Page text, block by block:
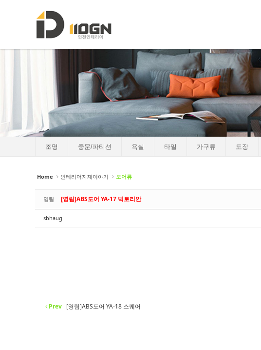
조명 중문/파티션 욕실 타일 가구류 도장
Home
인테리어자재이야기 도어류
영림 [영림]ABS도어 YA-17 빅토리안
sbhaug
Prev [영림]ABS도어 YA-18 스퀘어
회원가입
소개
인테리어자재이야기
- 중문/파티션
Sketchbook5, 스케치북5
Sketchbook5, 스케치북5
Sketchbook5, 스케치북5
Sketchbook5, 스케치북5